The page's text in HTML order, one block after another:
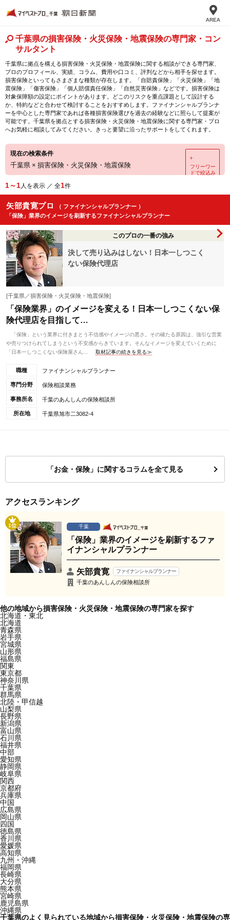
AREA
千葉県の損害保険・火災保険・地震保険の専門家・コン
サルタント
千葉県に拠点を構える損害保険・火災保険・地震保険に関する相談ができる専門家、
プロのプロフィール、実績、コラム、費用や口コミ、評判などから相手を探せます。
損害保険といってもさまざまな種類が存在します。「自賠責保険」「火災保険」「地
震保険」「傷害保険」「個人賠償責任保険」「自然災害保険」などです。損害保険は
対象保障額の設定にポイントがあります。どこのリスクを重点課題として設計する
か、特約などと合わせて検討することをおすすめします。ファイナンシャルプランナ
ーを中心とした専門家であれば各種損害保険選びを過去の経験などに照らして提案が
可能です。千葉県を拠点とする損害保険・火災保険・地震保険に関する専門家・プロ
へお気軽に相談してみてください。きっと要望に沿ったサポートをしてくれます。
現在の検索条件
千葉県 × 損害保険・火災保険・地震保険
＋
フリーワー
ドで絞込み
1～1人を表示 ／ 全1件
矢部貴寛プロ
（ ファイナンシャルプランナー ）
「保険」業界のイメージを刷新するファイナンシャルプランナー
このプロの一番の強み
決して売り込みはしない！日本一しつこく
ない保険代理店
[千葉県／損害保険・火災保険・地震保険]
「保険業界」のイメージを変える！日本一しつこくない保
険代理店を目指して…
「保険」という業界に付きまとう不信感やイメージの悪さ。その確たる原因は、強引な営業
や売りつけられてしまうという不安感からきています。そんなイメージを変えていくために
「日本一しつこくない保険屋さん...
取材記事の続きを見る≫
職種 ファイナンシャルプランナー
専門分野 保険相談業務
事務所名 千葉のあんしんの保険相談所
所在地 千葉県旭市二3082-4
「お金・保険」に関するコラムを全て見る
アクセスランキング
1位 千葉
「保険」業界のイメージを刷新するファ
イナンシャルプランナー
矢部貴寛 ファイナンシャルプランナー
千葉のあんしんの保険相談所
他の地域から損害保険・火災保険・地震保険の専門家を探す
北海道・東北
北海道
青森県
岩手県
宮城県
山形県
福島県
関東
東京都
神奈川県
千葉県
群馬県
北陸・甲信越
山梨県
長野県
新潟県
富山県
石川県
福井県
中部
愛知県
静岡県
岐阜県
関西
京都府
兵庫県
中国
広島県
岡山県
四国
徳島県
香川県
愛媛県
高知県
九州・沖縄
福岡県
長崎県
大分県
熊本県
宮崎県
鹿児島県
沖縄県
千葉県のよく見られている地域から損害保険・火災保険・地震保険の専